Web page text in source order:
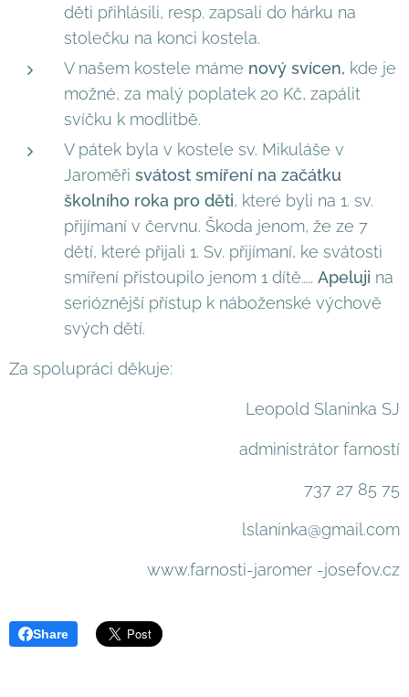
děti přihlásili, resp. zapsali do hárku na
stolečku na konci kostela.
V našem kostele máme nový svícen, kde je
možné, za malý poplatek 20 Kč, zapálit
svíčku k modlitbě.
V pátek byla v kostele sv. Mikuláše v
Jaroměři svátost smíření na začátku
školního roka pro děti, které byli na 1. sv.
přijímaní v červnu. Škoda jenom, že ze 7
dětí, které přijali 1. Sv. přijímaní, ke svátosti
smíření přistoupilo jenom 1 dítě….. Apeluji na
serióznější přístup k náboženské výchově
svých dětí.
Za spolupráci děkuje:
Leopold Slaninka SJ
administrátor farností
737 27 85 75
lslaninka@gmail.com
www.farnosti-jaromer -josefov.cz
Share